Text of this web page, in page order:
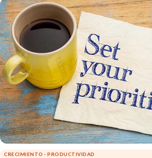
CRECIMIENTO · PRODUCTIVIDAD